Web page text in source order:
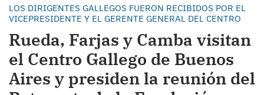
LOS DIRIGENTES GALLEGOS FUERON RECIBIDOS POR EL
VICEPRESIDENTE Y EL GERENTE GENERAL DEL CENTRO
Rueda, Farjas y Camba visitan
el Centro Gallego de Buenos
Aires y presiden la reunión del